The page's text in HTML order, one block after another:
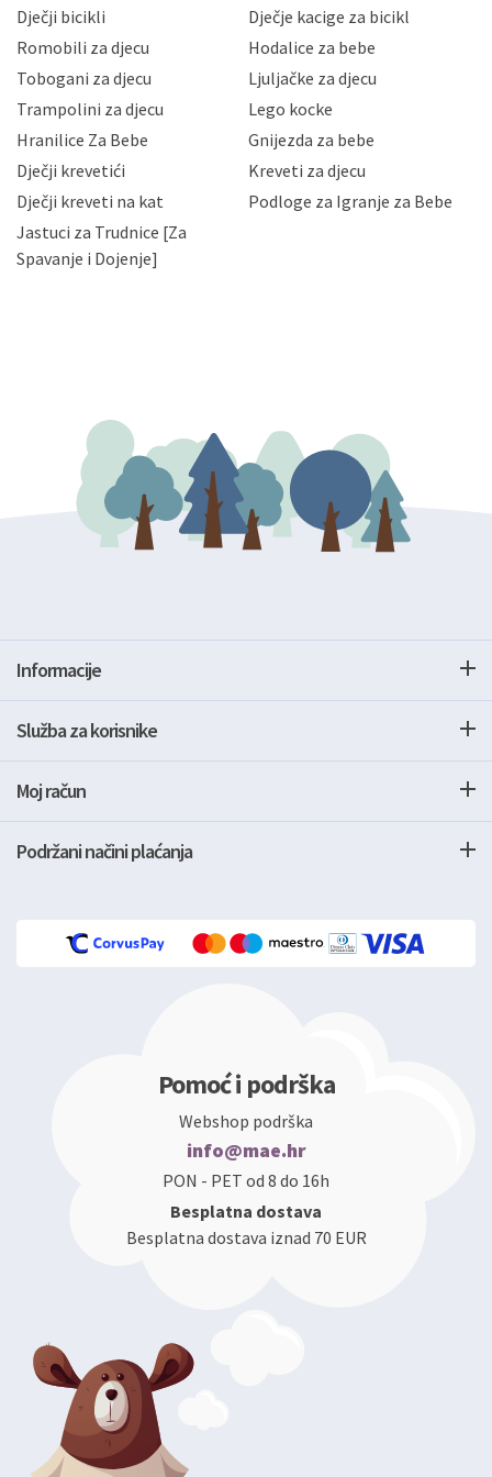
gubitka ili uništenja. Mae.hr štiti privatnost svojih
korisnika i posjetitelja web stranica, čuva povjerljivost
Vaših osobnih podataka te omogućava pristup i
priopćavanje osobnih podataka samo onim svojim
zaposlenicima kojima su isti potrebni radi provedbe
slučajevima koji su dozvoljeni zakonima. Napominjemo
da možete u svako doba, u potpunosti ili djelomice,
zatražiti prestanak aktivnosti obrade Vaših osobnih
podataka. Opoziv privole možete podnijeti poštom na
gore navedenu adresu ili e-mailom na adresu:
Dječji bicikli
Dječje kacige za bicikl
Romobili za djecu
Hodalice za bebe
Tobogani za djecu
Ljuljačke za djecu
Trampolini za djecu
Lego kocke
Hranilice Za Bebe
Gnijezda za bebe
Dječji krevetići
Kreveti za djecu
Dječji kreveti na kat
Podloge za Igranje za Bebe
Jastuci za Trudnice [Za
Spavanje i Dojenje]
Informacije
Služba za korisnike
Moj račun
Podržani načini plaćanja
Pomoć i podrška
Webshop podrška
info@mae.hr
PON - PET od 8 do 16h
Besplatna dostava
Besplatna dostava iznad 70 EUR